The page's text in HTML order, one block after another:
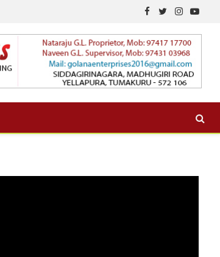
Facebook
TwitterInstagram